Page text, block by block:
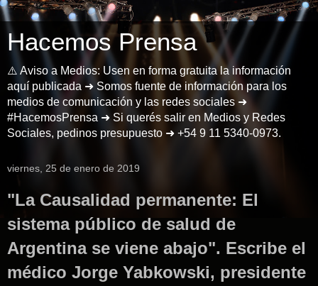
Hacemos Prensa
⚠️ Aviso a Medios: Usen en forma gratuita la información
aquí publicada ➜ Somos fuente de información para los
medios de comunicación y las redes sociales ➜
#HacemosPrensa ➜ Si querés salir en Medios y Redes
Sociales, pedinos presupuesto ➜ +54 9 11 5340-0973.
viernes, 25 de enero de 2019
"La Causalidad permanente: El
sistema público de salud de
Argentina se viene abajo". Escribe el
médico Jorge Yabkowski, presidente